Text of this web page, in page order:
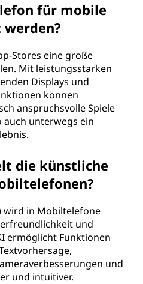
für mobile
Stores eine große
Mit leistungsstarken
Displays und
können
anspruchsvolle Spiele
unterwegs ein
die künstliche
wird in Mobiltelefone
und
ermöglicht Funktionen
und
und intuitiver.